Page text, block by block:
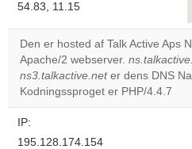
54.83, 11.15
Den er hosted af Talk Active Aps
Apache/2 webserver.
ns3.talkactive.neter dens DNS
Kodningssproget er PHP/4.4.7
IP:
195.128.174.154